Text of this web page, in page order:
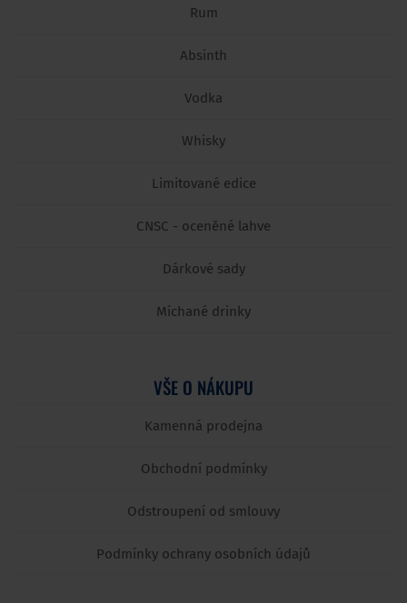
Rum
Absinth
Vodka
Whisky
Limitované edice
CNSC - oceněné lahve
Dárkové sady
Míchané drinky
VŠE O NÁKUPU
Kamenná prodejna
Obchodní podmínky
Odstroupení od smlouvy
Podmínky ochrany osobních údajů